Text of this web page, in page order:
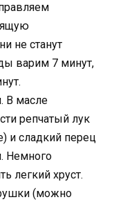
не станут
варим 7 минут,
В масле
репчатый лук
и сладкий перец
Немного
легкий хруст.
(можно